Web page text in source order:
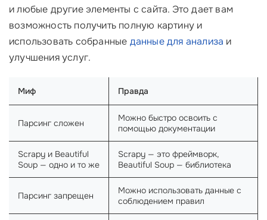
и любые другие элементы с сайта. Это дает вам
возможность получить полную картину и
использовать собранные данные для анализа и
улучшения услуг.
Миф Правда
Парсинг сложен
Можно быстро освоить с
помощью документации
Scrapy и Beautiful
Soup — одно и то же
Scrapy — это фреймворк,
Beautiful Soup — библиотека
Парсинг запрещен
Можно использовать данные с
соблюдением правил